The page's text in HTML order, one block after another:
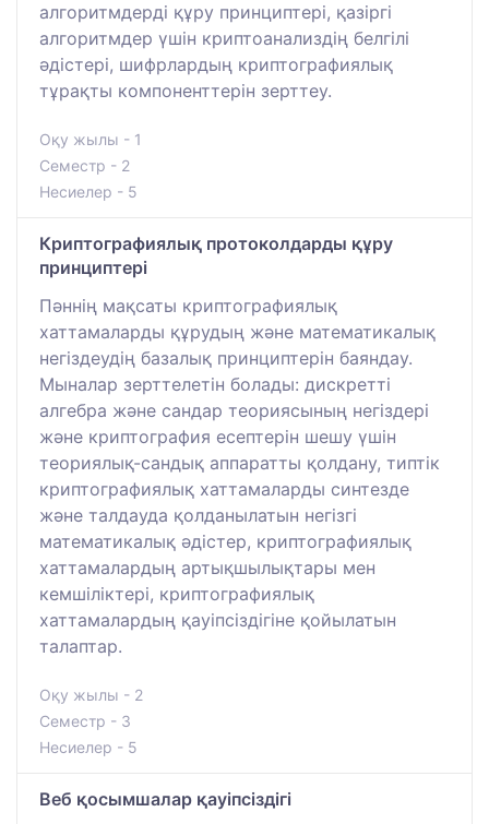
алгоритмдерді құру принциптері, қазіргі
алгоритмдер үшін криптоанализдің белгілі
әдістері, шифрлардың криптографиялық
тұрақты компоненттерін зерттеу.
Оқу жылы - 1
Семестр - 2
Несиелер - 5
Криптографиялық протоколдарды құру
принциптері
Пәннің мақсаты криптографиялық
хаттамаларды құрудың және математикалық
негіздеудің базалық принциптерін баяндау.
Мыналар зерттелетін болады: дискретті
алгебра және сандар теориясының негіздері
және криптография есептерін шешу үшін
теориялық-сандық аппаратты қолдану, типтік
криптографиялық хаттамаларды синтезде
және талдауда қолданылатын негізгі
математикалық әдістер, криптографиялық
хаттамалардың артықшылықтары мен
кемшіліктері, криптографиялық
хаттамалардың қауіпсіздігіне қойылатын
талаптар.
Оқу жылы - 2
Семестр - 3
Несиелер - 5
Веб қосымшалар қауіпсіздігі